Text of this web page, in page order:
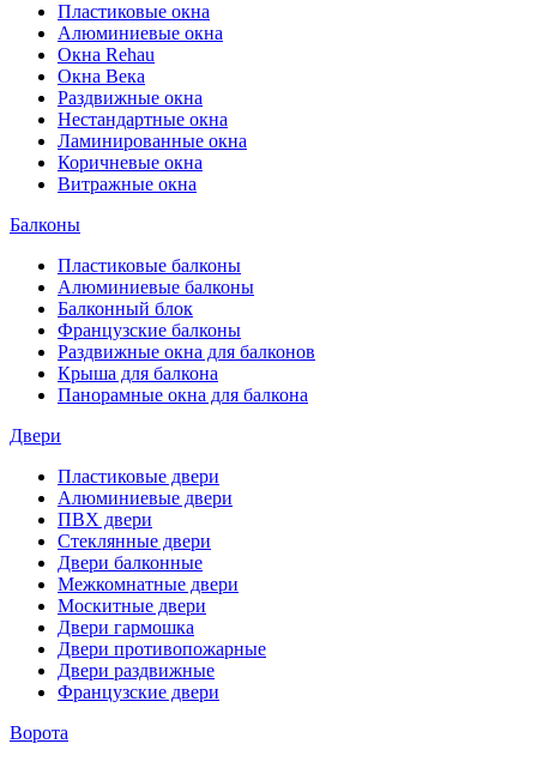
Пластиковые окна
Алюминиевые окна
Окна Rehau
Окна Века
Раздвижные окна
Нестандартные окна
Ламинированные окна
Коричневые окна
Витражные окна
Балконы
Пластиковые балконы
Алюминиевые балконы
Балконный блок
Французские балконы
Раздвижные окна для балконов
Крыша для балкона
Панорамные окна для балкона
Двери
Пластиковые двери
Алюминиевые двери
ПВХ двери
Стеклянные двери
Двери балконные
Межкомнатные двери
Москитные двери
Двери гармошка
Двери противопожарные
Двери раздвижные
Французские двери
Ворота